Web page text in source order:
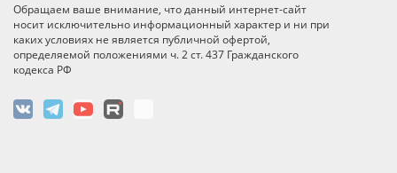
Обращаем ваше внимание, что данный интернет-сайт
носит исключительно информационный характер и ни при
каких условиях не является публичной офертой,
определяемой положениями ч. 2 ст. 437 Гражданского
кодекса РФ